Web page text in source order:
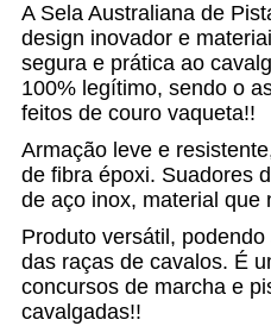
A Sela Australiana de
design inovador e
segura e prática ao
100% legítimo, sendo o
feitos de couro vaqueta!!
Armação leve e
de fibra époxi. Suadores
de aço inox, material que
Produto versátil,
das raças de cavalos. É
concursos de marcha e
cavalgadas!!